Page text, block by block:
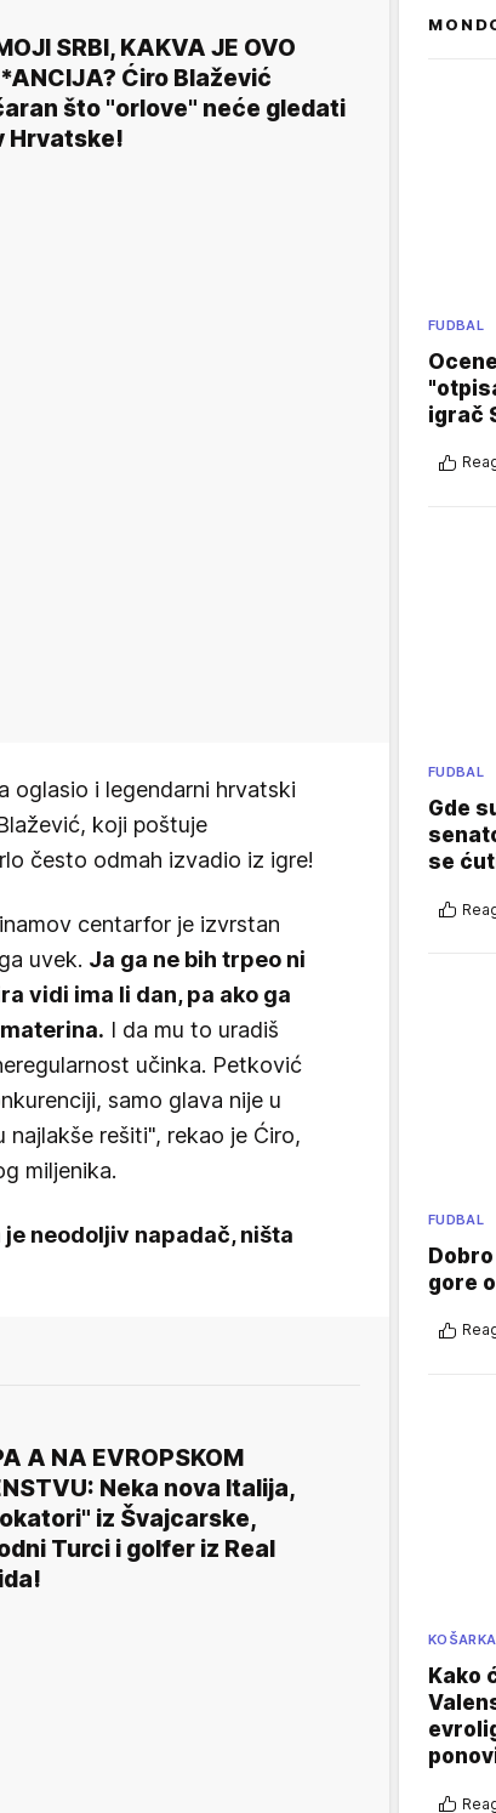
SRBI, KAKVA JE OVO
Ćiro Blažević
što "orlove" neće gledati
Hrvatske!
oglasio i legendarni hrvatski
koji poštuje
često odmah izvadio iz igre!
centarfor je izvrstan
uvek. Ja ga ne bih trpeo ni
vidi ima li dan, pa ako ga
I da mu to uradiš
učinka. Petković
samo glava nije u
najlakše rešiti", rekao je Ćiro,
miljenika.
je neodoljiv napadač, ništa
A NA EVROPSKOM
Neka nova Italija,
iz Švajcarske,
Turci i golfer iz Real
FUDBAL
igrač
FUDBAL
Gde
se
FUDBAL
gore
KOŠARKA
Kako